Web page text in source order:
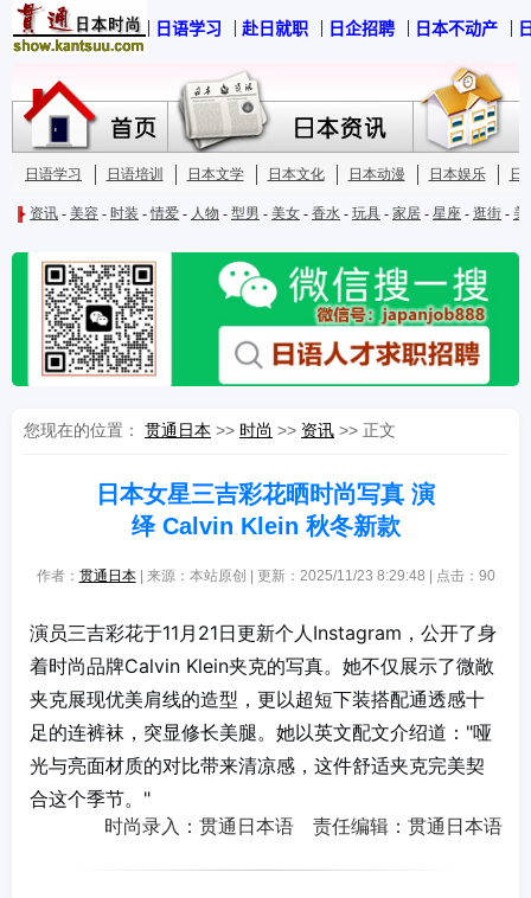
您现在的位置： 贯通日本 >> 时尚 >> 资讯 >> 正文
日本女星三吉彩花晒时尚写真 演
绎 Calvin Klein 秋冬新款
作者： 贯通日本| 来源：本站原创 | 更新：2025/11/23 8:29:48 | 点击： 90
演员三吉彩花于11月21日更新个人Instagram，公开了身
着时尚品牌Calvin Klein夹克的写真。她不仅展示了微敞
夹克展现优美肩线的造型，更以超短下装搭配通透感十
足的连裤袜，突显修长美腿。她以英文配文介绍道："哑
光与亮面材质的对比带来清凉感，这件舒适夹克完美契
合这个季节。"
时尚录入：贯通日本语 责任编辑：贯通日本语